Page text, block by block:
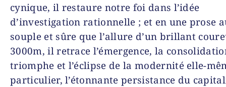
cynique, il restaure notre foi dans l’idée
d’investigation rationnelle ; et en une prose
souple et sûre que l’allure d’un brillant
3000m, il retrace l’émergence, la
triomphe et l’éclipse de la modernité elle-
particulier, l’étonnante persistance du